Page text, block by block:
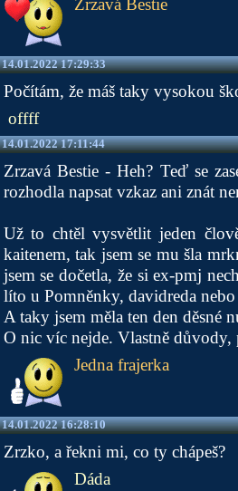
Zrzavá Bestie
14.01.2022 17:29:33
Počítám, že máš taky vysokou
offff
14.01.2022 17:11:44
Zrzavá Bestie - Heh? Teď se
rozhodla napsat vzkaz ani znát
Už to chtěl vysvětlit jeden
kaitenem, tak jsem se mu šla
jsem se dočetla, že si ex-pmj
líto u Pomněnky, davidreda
A taky jsem měla ten den děsné
O nic víc nejde. Vlastně důvody,
Jedna frajerka
14.01.2022 16:28:10
Zrzko, a řekni mi, co ty chápeš?
Dáda